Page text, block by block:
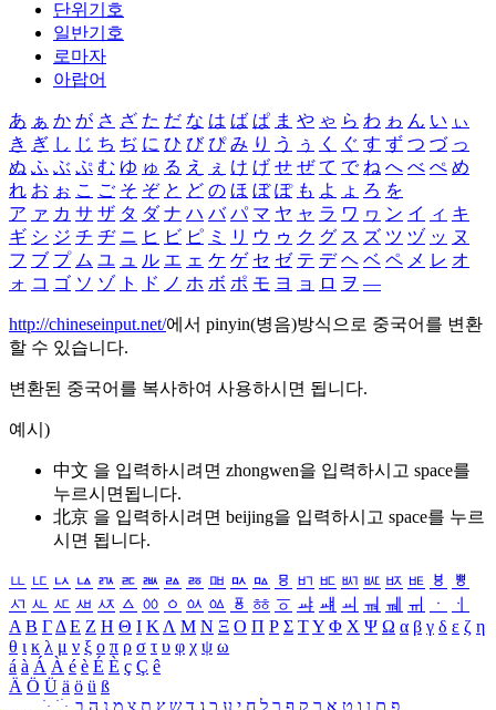
단위기호
일반기호
로마자
아랍어
あ ぁ か が さ ざ た だ な は ば ぱ ま や ゃ ら わ ゎ ん い ぃ
き ぎ し じ ち ぢ に ひ び ぴ み り う ぅ く ぐ す ず つ づ っ
ぬ ふ ぶ ぷ む ゆ ゅ る え ぇ け げ せ ぜ て で ね へ べ ぺ め
れ お ぉ こ ご そ ぞ と ど の ほ ぼ ぽ も よ ょ ろ を
ア ァ カ サ ザ タ ダ ナ ハ バ パ マ ヤ ャ ラ ワ ヮ ン イ ィ キ
ギ シ ジ チ ヂ ニ ヒ ビ ピ ミ リ ウ ゥ ク グ ス ズ ツ ヅ ッ ヌ
フ ブ プ ム ユ ュ ル エ ェ ケ ゲ セ ゼ テ デ ヘ ベ ペ メ レ オ
ォ コ ゴ ソ ゾ ト ド ノ ホ ボ ポ モ ヨ ョ ロ ヲ ―
http://chineseinput.net/에서 pinyin(병음)방식으로 중국어를 변환
할 수 있습니다.
변환된 중국어를 복사하여 사용하시면 됩니다.
예시)
中文 을 입력하시려면 zhongwen을 입력하시고 space를
누르시면됩니다.
北京 을 입력하시려면 beijing을 입력하시고 space를 누르
시면 됩니다.
ㅥ ㅦ ㅧ ㅨ ㅩ ㅪ ㅫ ㅬ ㅭ ㅮ ㅯ ㅰ ㅱ ㅲ ㅳ ㅴ ㅵ ㅶ ㅷ ㅸ
ㅹ
ㅺ ㅻ ㅼ ㅽ ㅾ ㅿ ㆀ ㆁ ㆂ ㆃ ㆄ ㆅ ㆆ ㆇ ㆈ ㆉ ㆊ ㆋ ㆌ ㆍ
ㆎ
Α Β ΓΔ Ε Ζ Η Θ Ι ΚΛ Μ Ν Ξ Ο Π Ρ Σ ΤΥ Φ Χ Ψ Ω α β γ δ ε ζ η
θ ι κ λ μ ν ξ ο π ρ σ τ υ φ χ ψ ω
á à Á À é è É È ç Ç ê
Ä Ö Ü ä ö ü ß